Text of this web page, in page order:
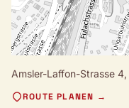
Amsler-Laffon-Strasse 4,
ROUTE PLANEN →